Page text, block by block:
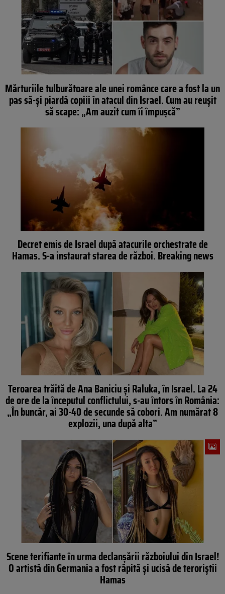
Mărturiile tulburătoare ale unei românce care a fost la un
pas să-și piardă copiii în atacul din Israel. Cum au reușit
să scape: „Am auzit cum îi împușcă”
Decret emis de Israel după atacurile orchestrate de
Hamas. S-a instaurat starea de război. Breaking news
Teroarea trăită de Ana Baniciu și Raluka, în Israel. La 24
de ore de la începutul conflictului, s-au întors în România:
„În buncăr, ai 30-40 de secunde să cobori. Am numărat 8
explozii, una după alta”
Scene terifiante în urma declanșării războiului din Israel!
O artistă din Germania a fost răpită și ucisă de teroriştii
Hamas